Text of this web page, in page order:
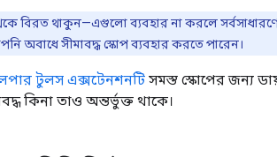
বিরত থাকুন—এগুলো ব্যবহার না করলে
সীমাবদ্ধ স্কোপ ব্যবহার করতে পারেন।
টুলস এক্সটেনশনটি সমস্ত স্কোপের জন্য
কিনা তাও অন্তর্ভুক্ত থাকে।